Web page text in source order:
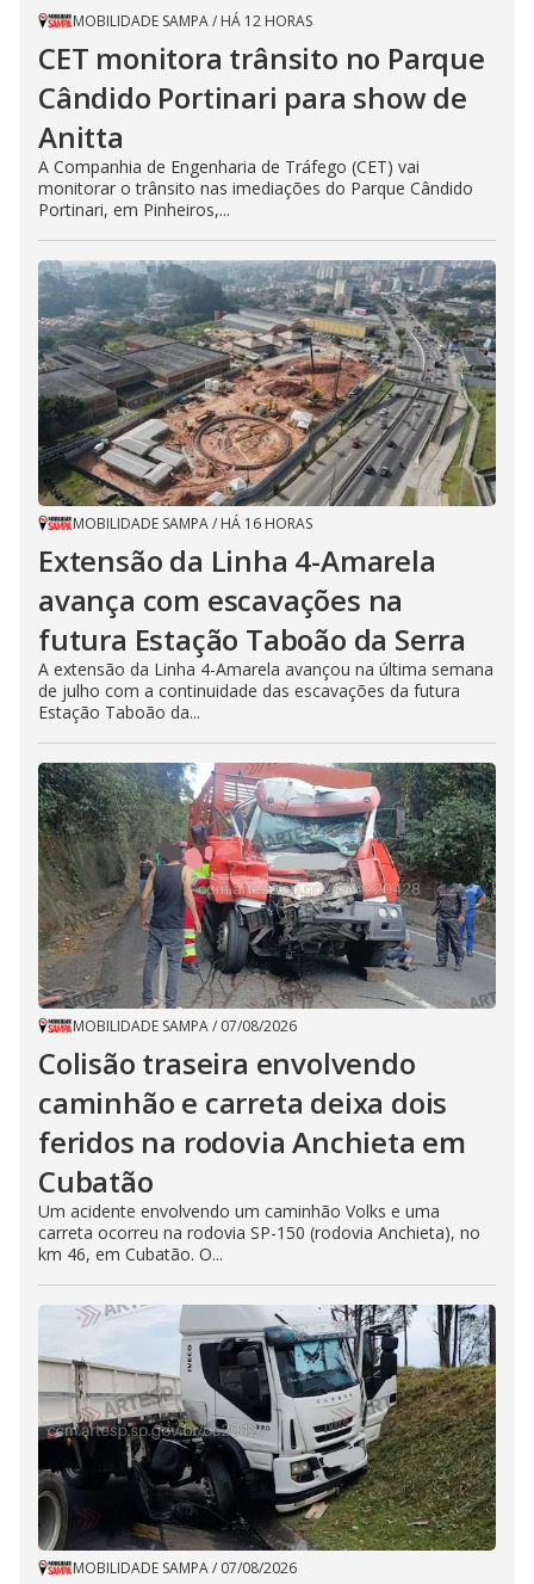
MOBILIDADE SAMPA/ HÁ 12 HORAS
CET monitora trânsito no Parque
Cândido Portinari para show de
Anitta
A Companhia de Engenharia de Tráfego (CET) vai
monitorar o trânsito nas imediações do Parque Cândido
Portinari, em Pinheiros,...
MOBILIDADE SAMPA/ HÁ 16 HORAS
Extensão da Linha 4-Amarela
avança com escavações na
futura Estação Taboão da Serra
A extensão da Linha 4-Amarela avançou na última semana
de julho com a continuidade das escavações da futura
Estação Taboão da...
MOBILIDADE SAMPA/ 07/08/2026
Colisão traseira envolvendo
caminhão e carreta deixa dois
feridos na rodovia Anchieta em
Cubatão
Um acidente envolvendo um caminhão Volks e uma
carreta ocorreu na rodovia SP-150 (rodovia Anchieta), no
km 46, em Cubatão. O...
MOBILIDADE SAMPA/ 07/08/2026